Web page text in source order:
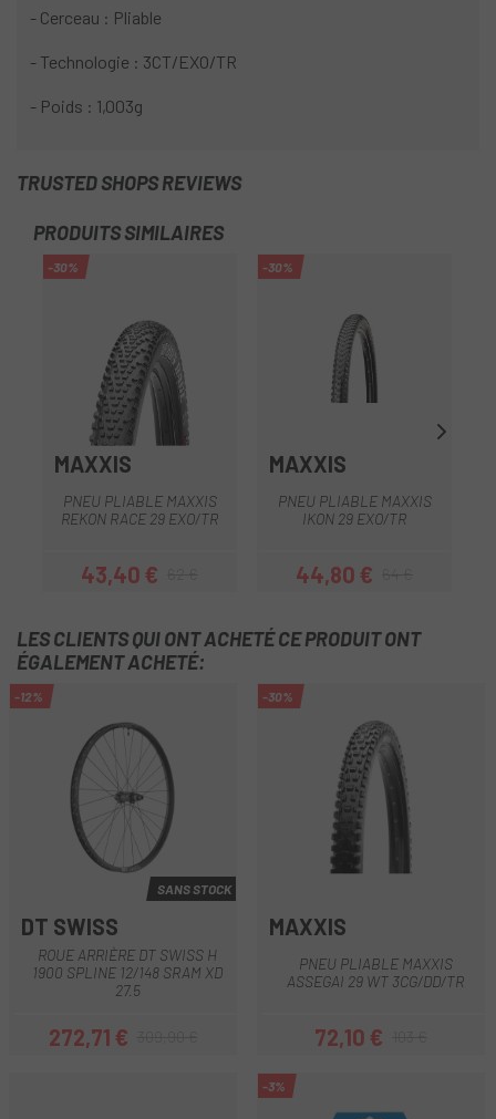
- Cerceau : Pliable
- Technologie : 3CT/EXO/TR
- Poids : 1,003g
TRUSTED SHOPS REVIEWS
PRODUITS SIMILAIRES
-30%
MAXXIS
PNEU PLIABLE MAXXIS
REKON RACE 29 EXO/TR
Prix
43,40 €Prix habituel
-30%
MAXXIS
PNEU PLIABLE MAXXIS
IKON 29 EXO/TR
Prix
44,80 €Prix habituel
LES CLIENTS QUI ONT ACHETÉ CE PRODUIT ONT
ÉGALEMENT ACHETÉ:
-12%
SANS STOCK
DT SWISS
ROUE ARRIÈRE DT SWISS H
1900 SPLINE 12/148 SRAM XD
27.5
Prix
272,71 €Prix habituel
-30%
MAXXIS
PNEU PLIABLE MAXXIS
ASSEGAI 29 WT 3CG/DD/TR
Prix
72,10 €Prix habituel
-3%